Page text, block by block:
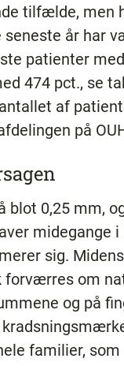
tilfælde, men
seneste år har
patienter
474 pct., se
af
på
blot 0,25 mm,
midegange i
sig.
forværres om
og på
familier,